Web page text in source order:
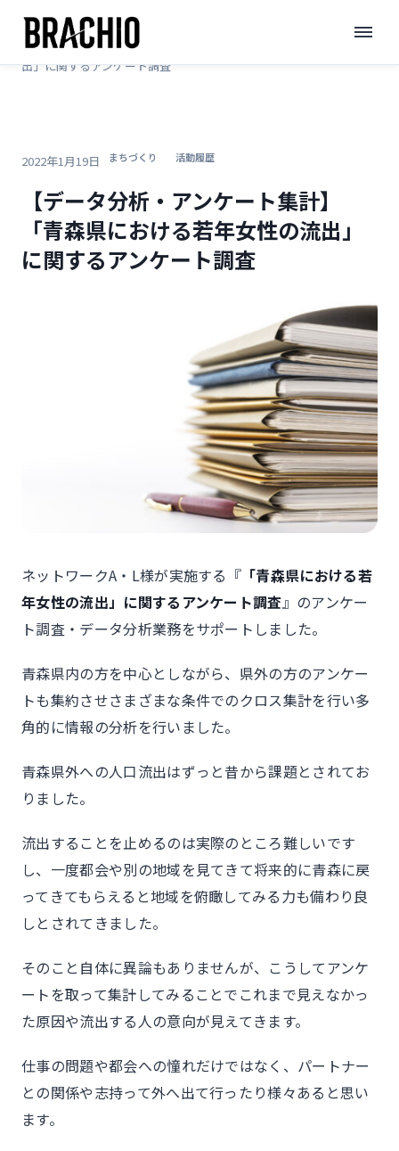
テ
TOP >ブログ>
【データ分析・アンケート集計】「青森県における若年女性の流
出」に関するアンケート調査
2022年1月19日 まちづくり 活動履歴
【データ分析・アンケート集計】
「青森県における若年女性の流出」
に関するアンケート調査
ネットワークA・L様が実施する『 「青森県における若
年女性の流出」に関するアンケート調査』のアンケー
ト調査・データ分析業務をサポートしました。
青森県内の方を中心としながら、県外の方のアンケー
トも集約させさまざまな条件でのクロス集計を行い多
角的に情報の分析を行いました。
青森県外への人口流出はずっと昔から課題とされてお
りました。
流出することを止めるのは実際のところ難しいです
し、一度都会や別の地域を見てきて将来的に青森に戻
ってきてもらえると地域を俯瞰してみる力も備わり良
しとされてきました。
そのこと自体に異論もありませんが、こうしてアンケ
ートを取って集計してみることでこれまで見えなかっ
た原因や流出する人の意向が見えてきます。
仕事の問題や都会への憧れだけではなく、パートナー
との関係や志持って外へ出て行ったり様々あると思い
ます。